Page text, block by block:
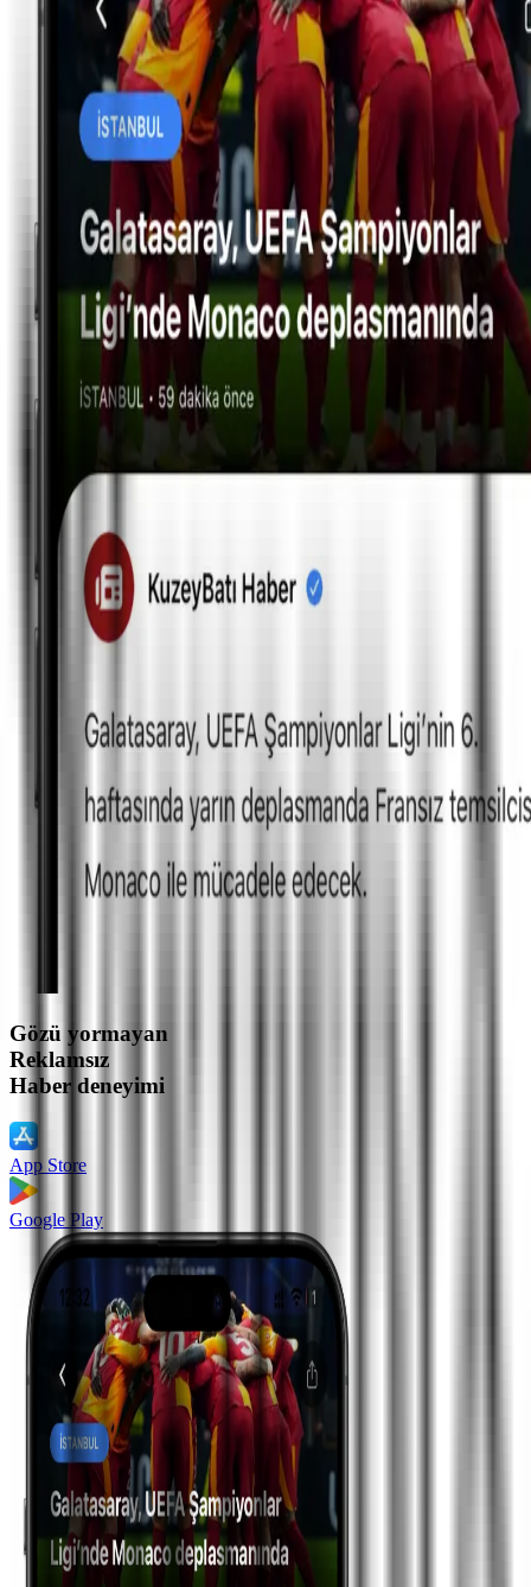
Gözü yormayan
Reklamsız
Haber deneyimi
App Store
Google Play